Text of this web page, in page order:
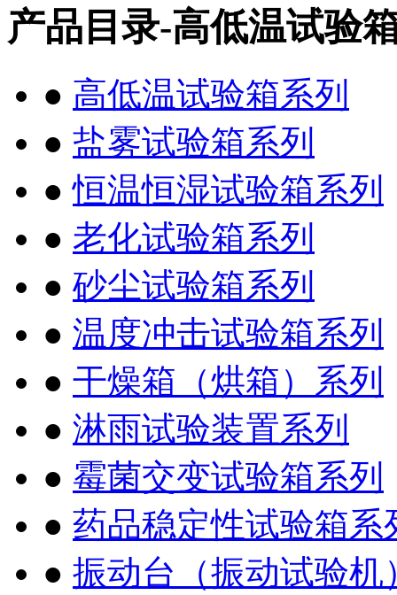
产品目录-高低温试验
● 高低温试验箱系列
● 盐雾试验箱系列
●恒温恒湿试验箱系列
● 老化试验箱系列
● 砂尘试验箱系列
● 温度冲击试验箱系列
● 干燥箱（烘箱）系列
● 淋雨试验装置系列
● 霉菌交变试验箱系列
● 药品稳定性试验箱系
● 振动台（振动试验机